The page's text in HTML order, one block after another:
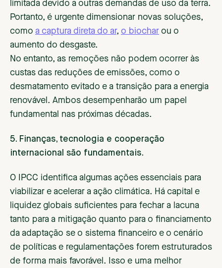
limitada devido a outras demandas de uso da terra.
Portanto, é urgente dimensionar novas soluções,
como a captura direta do ar, o biochar ou o
aumento do desgaste.
No entanto, as remoções não podem ocorrer às
custas das reduções de emissões, como o
desmatamento evitado e a transição para a energia
renovável. Ambos desempenharão um papel
fundamental nas próximas décadas.
5. Finanças, tecnologia e cooperação
internacional são fundamentais.
O IPCC identifica algumas ações essenciais para
viabilizar e acelerar a ação climática. Há capital e
liquidez globais suficientes para fechar a lacuna
tanto para a mitigação quanto para o financiamento
da adaptação se o sistema financeiro e o cenário
de políticas e regulamentações forem estruturados
de forma mais favorável. Isso e uma melhor